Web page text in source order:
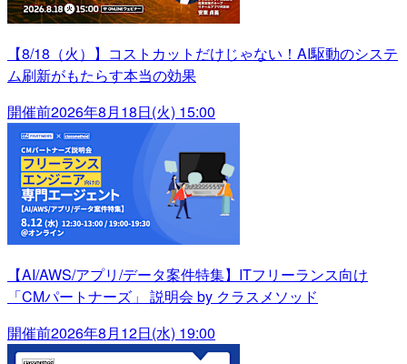
【8/18（火）】コストカットだけじゃない！AI駆動のシステ
ム刷新がもたらす本当の効果
開催前2026年8月18日(火) 15:00
【AI/AWS/アプリ/データ案件特集】ITフリーランス向け
「CMパートナーズ」 説明会 by クラスメソッド
開催前2026年8月12日(水) 19:00